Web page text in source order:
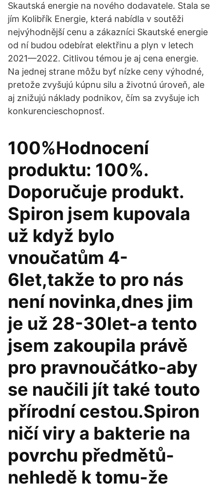
Skautská energie na nového dodavatele. Stala se
jím Kolibřík Energie, která nabídla v soutěži
nejvýhodnější cenu a zákazníci Skautské energie
od ní budou odebírat elektřinu a plyn v letech
2021—2022. Citlivou témou je aj cena energie.
Na jednej strane môžu byť nízke ceny výhodné,
pretože zvyšujú kúpnu silu a životnú úroveň, ale
aj znižujú náklady podnikov, čím sa zvyšuje ich
konkurencieschopnosť.
100%Hodnocení
produktu: 100%.
Doporučuje produkt.
Spiron jsem kupovala
už když bylo
vnoučatům 4-
6let,takže to pro nás
není novinka,dnes jim
je už 28-30let-a tento
jsem zakoupila právě
pro pravnoučátko-aby
se naučili jít také touto
přírodní cestou.Spiron
ničí viry a bakterie na
povrchu předmětů-
nehledě k tomu-že